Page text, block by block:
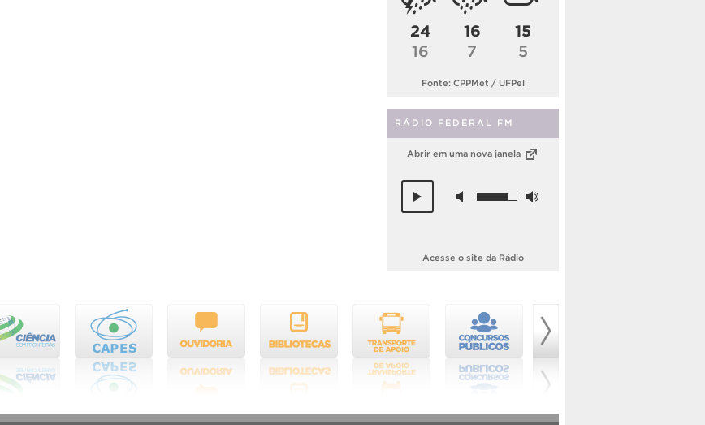
24
16
16
7
15
5
Fonte: CPPMet / UFPel
RÁDIO FEDERAL FM
Abrir em uma nova janela
Acesse o site da Rádio